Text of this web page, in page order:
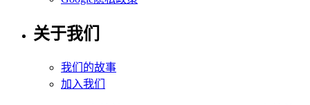
关于我们
我们的故事
加入我们